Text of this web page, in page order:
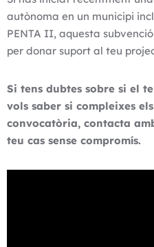
autònoma en un municipi
PENTA II, aquesta
per donar suport al teu
Si tens dubtes sobre si el
vols saber si compleixes
convocatòria, contacta
teu cas sense compromís.